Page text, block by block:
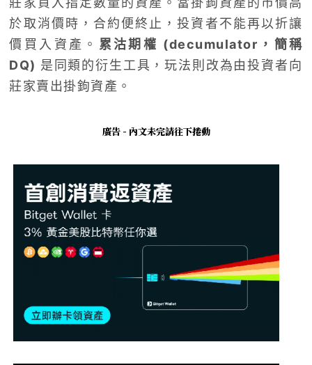
於取消價時，合約便終止，投資者不能再以折讓
價買入資產。 累沽期權 (decumulator ，簡稱
DQ) 是同類的衍生工具，玩法則改為由投資者向
莊家賣出掛鉤資產。
廣告 - 內文未完請往下捲動